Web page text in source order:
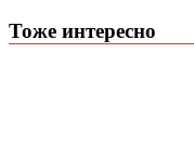
Тоже интересно